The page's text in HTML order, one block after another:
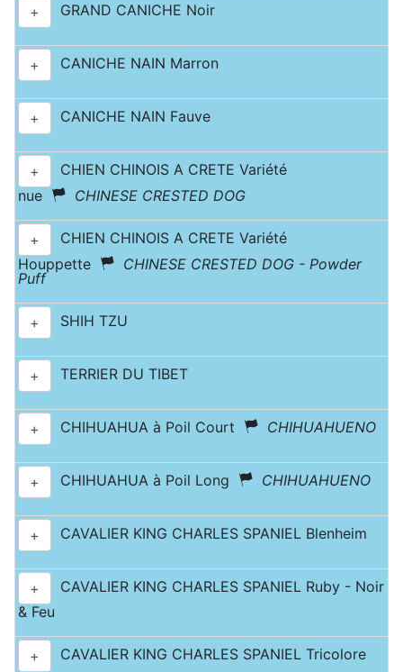
+ GRAND CANICHE Noir
+ CANICHE NAIN Marron
+ CANICHE NAIN Fauve
+
CHIEN CHINOIS A CRETE Variété
nue
CHINESE CRESTED DOG
+
CHIEN CHINOIS A CRETE Variété
Houppette
CHINESE CRESTED DOG - Powder
Puff
+ SHIH TZU
+ TERRIER DU TIBET
+ CHIHUAHUA à Poil Court CHIHUAHUENO
+ CHIHUAHUA à Poil Long CHIHUAHUENO
+ CAVALIER KING CHARLES SPANIEL Blenheim
+
CAVALIER KING CHARLES SPANIEL Ruby - Noir
& Feu
+ CAVALIER KING CHARLES SPANIEL Tricolore